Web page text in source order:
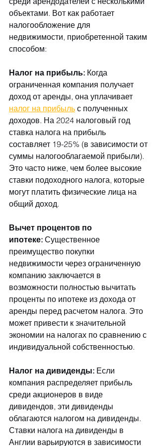
объектами. Вот как работает
налогообложение для
недвижимости, приобретенной таким
способом:
Налог на прибыль: Когда
ограниченная компания получает
доход от аренды, она уплачивает
налог на прибыль с полученных
доходов. На 2024 налоговый год
ставка налога на прибыль
составляет 19-25% (в зависимости от
суммы налогооблагаемой прибыли).
Это часто ниже, чем более высокие
ставки подоходного налога, которые
могут платить физические лица на
общий доход.
Вычет процентов по
ипотеке: Существенное
преимущество покупки
недвижимости через ограниченную
компанию заключается в
возможности полностью вычитать
проценты по ипотеке из дохода от
аренды перед расчетом налога. Это
может привести к значительной
экономии на налогах по сравнению с
индивидуальной собственностью.
Налог на дивиденды: Если
компания распределяет прибыль
среди акционеров в виде
дивидендов, эти дивиденды
облагаются налогом на дивиденды.
Ставки налога на дивиденды в
Англии варьируются в зависимости